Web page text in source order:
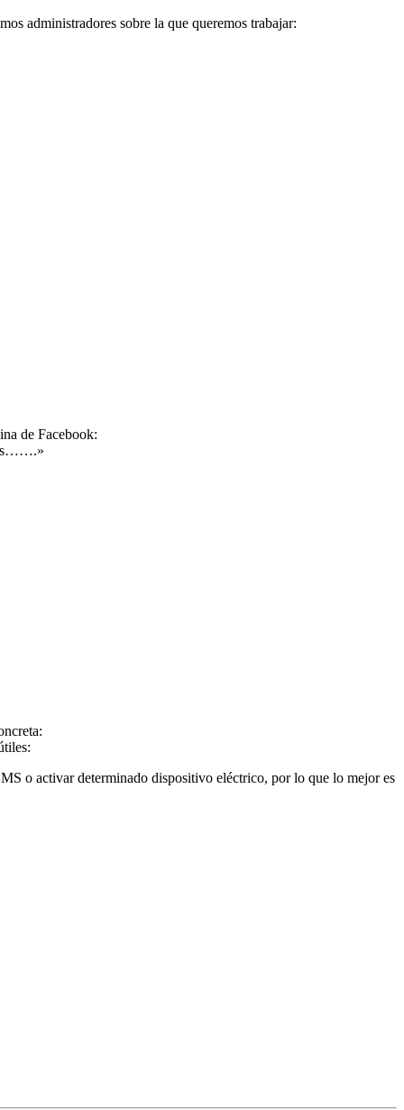
administradores sobre la que queremos trabajar:
de Facebook:
o activar determinado dispositivo eléctrico, por lo que lo mejor es